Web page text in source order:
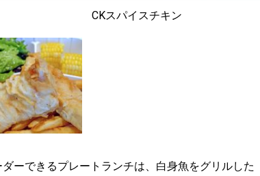
CKスパイスチキン
ーできるプレートランチは、白身魚をグリルした